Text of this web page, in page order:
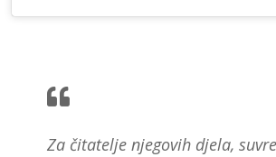
Za čitatelje njegovih djela,